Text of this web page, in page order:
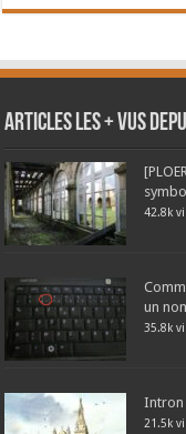
Articles les + vus
42.8k
un
35.8k
Intron
21.5k